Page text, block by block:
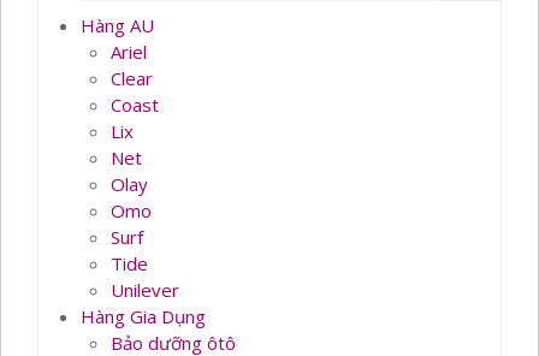
Hàng AU
Ariel
Clear
Coast
Lix
Net
Olay
Omo
Surf
Tide
Unilever
Hàng Gia Dụng
Bảo dưỡng ôtô